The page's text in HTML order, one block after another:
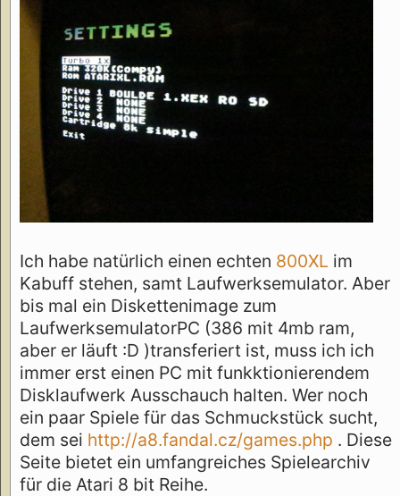
Ich habe natürlich einen echten 800XL im
Kabuff stehen, samt Laufwerksemulator. Aber
bis mal ein Diskettenimage zum
LaufwerksemulatorPC (386 mit 4mb ram,
aber er läuft :D )transferiert ist, muss ich ich
immer erst einen PC mit funkktionierendem
Disklaufwerk Ausschauch halten. Wer noch
ein paar Spiele für das Schmuckstück sucht,
dem sei http://a8.fandal.cz/games.php . Diese
Seite bietet ein umfangreiches Spielearchiv
für die Atari 8 bit Reihe.